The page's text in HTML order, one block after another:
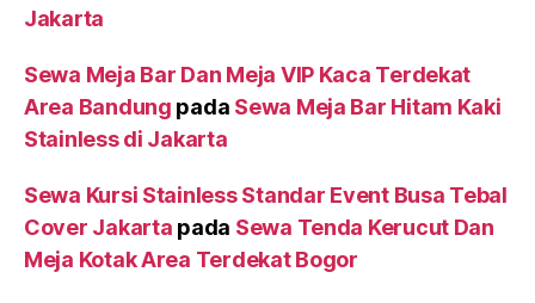
Jakarta
Sewa Meja Bar Dan Meja VIP Kaca Terdekat
Area Bandung pada Sewa Meja Bar Hitam Kaki
Stainless di Jakarta
Sewa Kursi Stainless Standar Event Busa Tebal
Cover Jakarta pada Sewa Tenda Kerucut Dan
Meja Kotak Area Terdekat Bogor